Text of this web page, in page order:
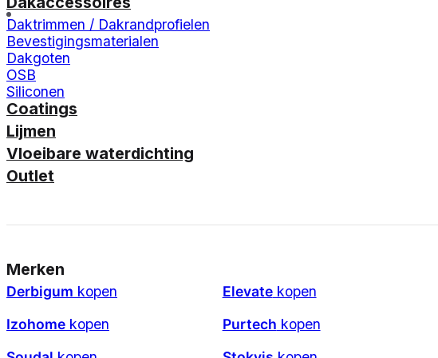
Daktrimmen / Dakrandprofielen
Bevestigingsmaterialen
Dakgoten
OSB
Siliconen
Coatings
Lijmen
Vloeibare waterdichting
Outlet
Merken
Derbigum kopen Elevatekopen
Izohome kopen Purtech kopen